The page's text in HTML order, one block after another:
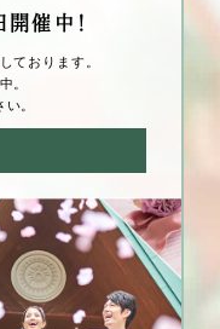
開催中！
ております。
。
。